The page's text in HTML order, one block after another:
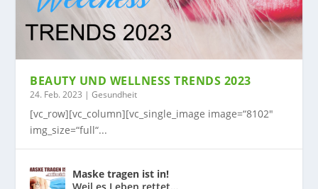
BEAUTY UND WELLNESS TRENDS 2023
24. Feb. 2023 |Gesundheit
[vc_row][vc_column][vc_single_image image=“8102″
img_size=“full“...
Maske tragen ist in!
Weil es Leben rettet…